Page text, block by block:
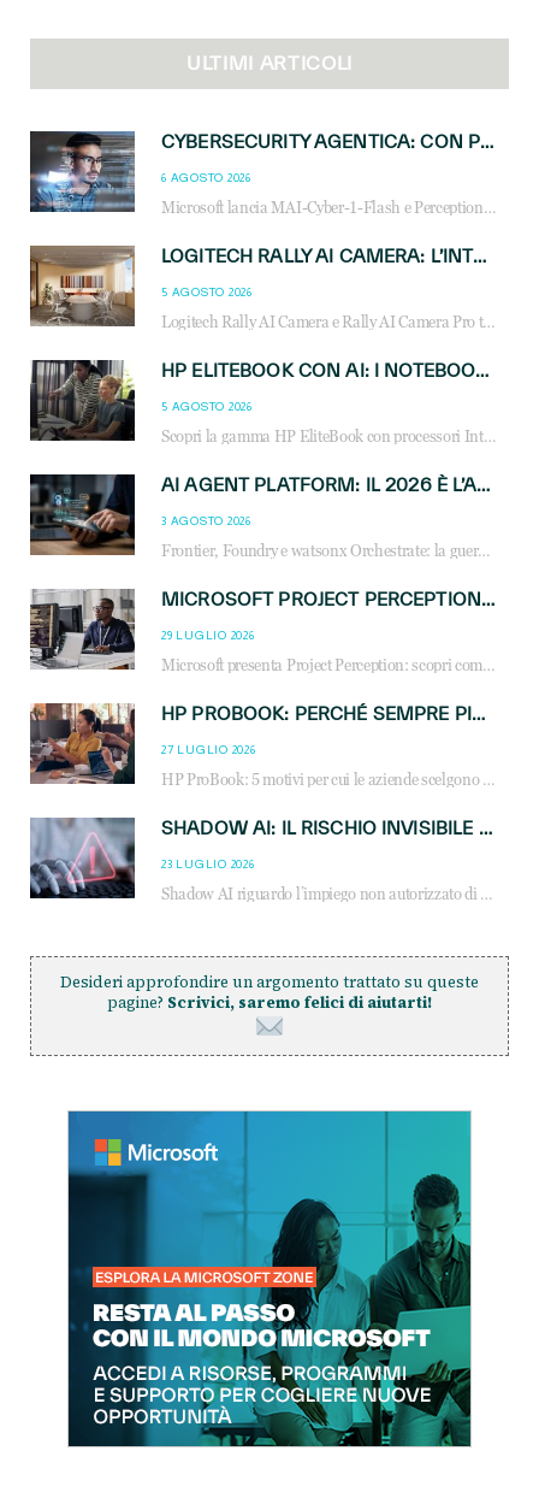
ULTIMI ARTICOLI
CYBERSECURITY AGENTICA: CON PERCEPTION E MAI-CYBER-1-FLASH MICROSOFT APRE NUOVI SERVIZI PER IL CANALE
6 AGOSTO 2026
Microsoft lancia MAI-Cyber-1-Flash e Perception: cybersecurity agentica in preview dal 3 novembre. Cosa cambia per MSP, system integrator e reseller.
LOGITECH RALLY AI CAMERA: L’INTELLIGENZA ARTIFICIALE ENTRA NELLE SALE RIUNIONI DI NUOVA GENERAZIONE
5 AGOSTO 2026
Logitech Rally AI Camera e Rally AI Camera Pro trasformano gli spazi di collaborazione con AI, inquadratura intelligente, multi-camera e gestione avanzata dei meeting ibridi.
HP ELITEBOOK CON AI: I NOTEBOOK BUSINESS INTELLIGENTI CHE TRASFORMANO PRODUTTIVITÀ, SICUREZZA E LAVORO IBRIDO
5 AGOSTO 2026
Scopri la gamma HP EliteBook con processori Intel® Core™ Ultra e AMD Ryzen™ AI. Notebook business progettati per aumentare la produttività, migliorare la collaborazione e garantire sicurezza avanzata in ufficio e in mobilità.
AI AGENT PLATFORM: IL 2026 È L’ANNO DEL «SISTEMA OPERATIVO» PER GLI AGENTI AZIENDALI
3 AGOSTO 2026
Frontier, Foundry e watsonx Orchestrate: la guerra delle piattaforme AI agent ridisegna il mercato IT. Cosa cambia per reseller, MSP e system integrator.
MICROSOFT PROJECT PERCEPTION: COME GLI AGENTI AI CAMBIERANNO SOC, CYBERSECURITY E SERVIZI MSP
29 LUGLIO 2026
Microsoft presenta Project Perception: scopri come gli agenti AI possono trasformare cybersecurity, SOC e servizi gestiti degli MSP.
HP PROBOOK: PERCHÉ SEMPRE PIÙ AZIENDE SCELGONO NOTEBOOK PROGETTATI PER IL LAVORO MODERNO
27 LUGLIO 2026
HP ProBook: 5 motivi per cui le aziende scelgono i notebook business HP per migliorare produttività, sicurezza e gestione dell’AI.
SHADOW AI: IL RISCHIO INVISIBILE CHE LE AZIENDE POSSONO GOVERNARE
23 LUGLIO 2026
Shadow AI riguardo l’impiego non autorizzato di sistemi AI all’interno dell’azienda. E’ una pratica che si diffonde a partire dai dipendenti fino ai dirigenti e mette a repentaglio la cybersecurity, con costi più elevati per le organizzazioni. Due recenti report illustrano il fenomeno e forniscono dati in merito
Desideri approfondire un argomento trattato su queste
pagine? Scrivici, saremo felici di aiutarti!